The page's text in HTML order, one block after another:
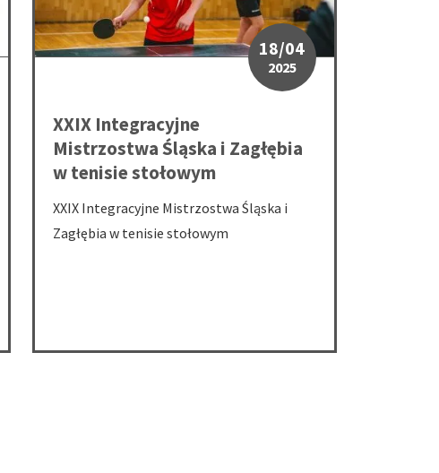
18/04
2025
XXIX Integracyjne
Mistrzostwa Śląska i Zagłębia
w tenisie stołowym
XXIX Integracyjne Mistrzostwa Śląska i
Zagłębia w tenisie stołowym